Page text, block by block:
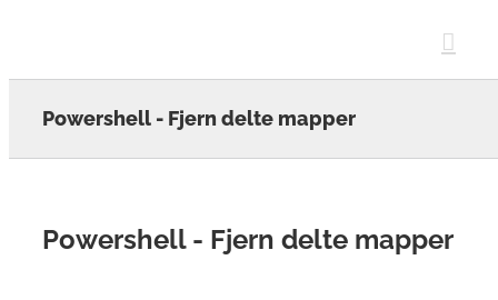
Powershell - Fjern delte mapper
Powershell - Fjern delte mapper